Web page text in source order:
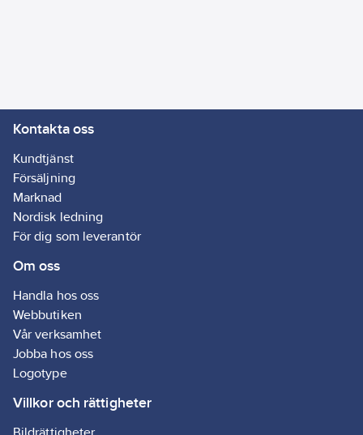
Kontakta oss
Kundtjänst
Försäljning
Marknad
Nordisk ledning
För dig som leverantör
Om oss
Handla hos oss
Webbutiken
Vår verksamhet
Jobba hos oss
Logotype
Villkor och rättigheter